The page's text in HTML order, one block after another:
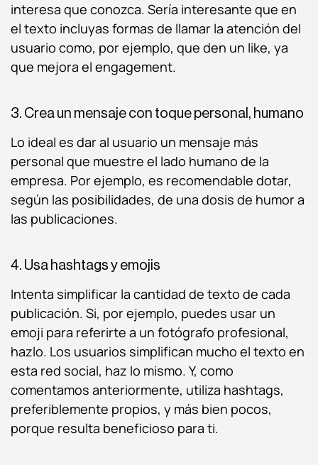
interesa que conozca. Sería interesante que en
el texto incluyas formas de llamar la atención del
usuario como, por ejemplo, que den un like, ya
que mejora el engagement.
3. Crea un mensaje con toque personal, humano
Lo ideal es dar al usuario un mensaje más
personal que muestre el lado humano de la
empresa. Por ejemplo, es recomendable dotar,
según las posibilidades, de una dosis de humor a
las publicaciones.
4. Usa hashtags y emojis
Intenta simplificar la cantidad de texto de cada
publicación. Si, por ejemplo, puedes usar un
emoji para referirte a un fotógrafo profesional,
hazlo. Los usuarios simplifican mucho el texto en
esta red social, haz lo mismo. Y, como
comentamos anteriormente, utiliza hashtags,
preferiblemente propios, y más bien pocos,
porque resulta beneficioso para ti.